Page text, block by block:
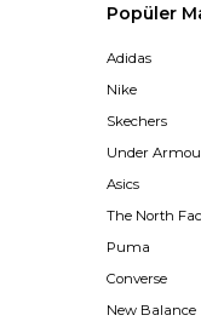
Popüler
Adidas
Nike
Skechers
Under
Asics
The North
Puma
Converse
New Balance